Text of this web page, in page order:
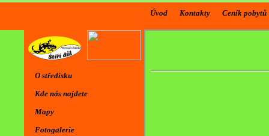
Úvod Kontakty Ceník pobytů
O středisku
Kde nás najdete
Mapy
Fotogalerie